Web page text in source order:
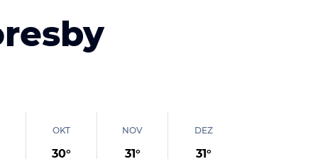
OKT
30°
NOV
31°
DEZ
31°